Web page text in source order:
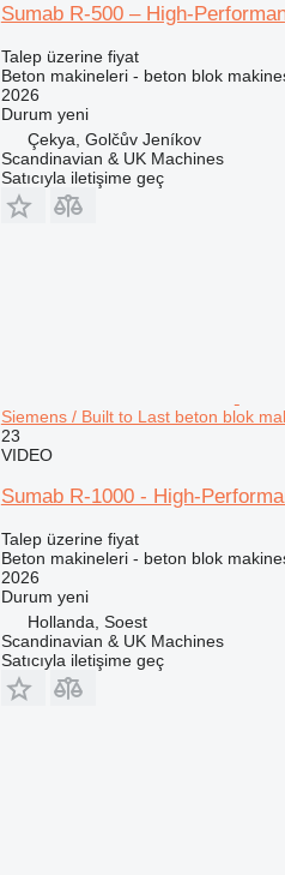
Sumab R-500 – High-
Talep üzerine fiyat
Beton makineleri - beton blok
2026
Durum yeni
Çekya, Golčův Jeníkov
Scandinavian & UK Machines
Satıcıyla iletişime geç
Siemens / Built to Last beton blok
23
VIDEO
Sumab R-1000 - High-
Talep üzerine fiyat
Beton makineleri - beton blok
2026
Durum yeni
Hollanda, Soest
Scandinavian & UK Machines
Satıcıyla iletişime geç